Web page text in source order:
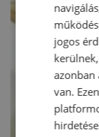
jogos
azonban
van.